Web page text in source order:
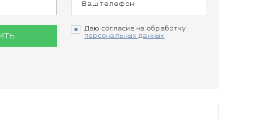
Даю согласие на обработку
персональных данных